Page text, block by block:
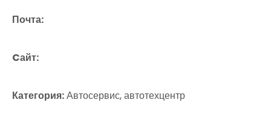
Почта:
Cайт:
Категория:Автосервис, автотехцентр